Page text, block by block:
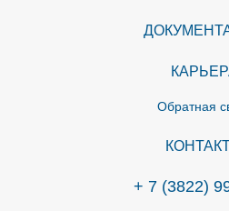
+ 7 (3822)
Обратная